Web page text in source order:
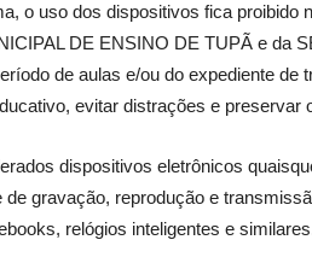
o uso dos dispositivos fica proibido
DE ENSINO DE TUPÃ e da
de aulas e/ou do expediente de
evitar distrações e preservar
dispositivos eletrônicos
de gravação, reprodução e
relógios inteligentes e